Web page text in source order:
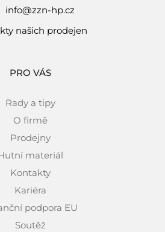
info@zzn-hp.cz
našich prodejen
PRO VÁS
Rady a tipy
O firmě
Prodejny
materiál
Kontakty
Kariéra
podpora EU
Soutěž